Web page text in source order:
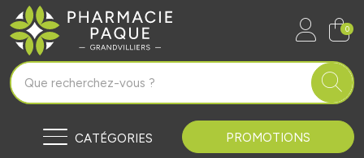
Pharmacie Paque Grandvilliers
0
CATÉGORIES PROMOTIONS